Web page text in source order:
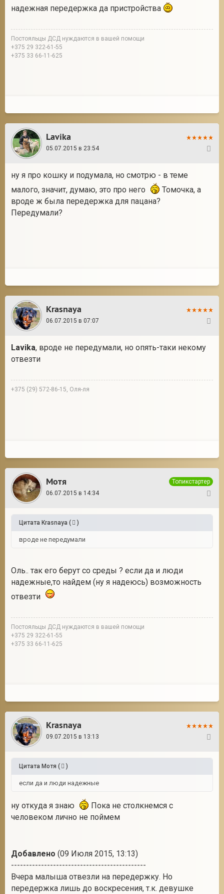
надежная передержка да пристройства
Постояльцы ДСД нуждаются в вашей помощи
+375 29 322-61-55
+375 33 66-11-625
Lavika
05.07.2015 в 23:54
ну я про кошку и подумала, но смотрю - в теме
малого, значит, думаю, это про него
Томочка, а
вроде ж была передержка для пацана?
Передумали?
Krasnaya
06.07.2015 в 07:07
Lavika, вроде не передумали, но опять-таки некому
отвезти
+375 (29) 572-86-15, Оля-ля
Мотя
Топикстартер
06.07.2015 в 14:34
Цитата Krasnaya ( )
вроде не передумали
Оль.. так его берут со среды ? если да и люди
надежные,то найдем (ну я надеюсь) возможность
отвезти
Постояльцы ДСД нуждаются в вашей помощи
+375 29 322-61-55
+375 33 66-11-625
Krasnaya
09.07.2015 в 13:13
Цитата Мотя ( )
если да и люди надежные
ну откуда я знаю
Пока не столкнемся с
человеком лично не поймем
Добавлено (09 Июля 2015, 13:13)
---------------------------------------------
Вчера малыша отвезли на передержку. Но
передержка лишь до воскресения, т.к. девушке